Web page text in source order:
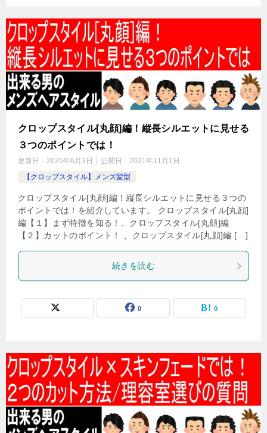
クロップスタイル[丸顔]編！縦長シルエットに見せる
３つのポイントでは！
更新日： 2025年6月3日 公開日： 2021年11月1日
【クロップスタイル】メンズ髪型
クロップスタイル[丸顔]編！縦長シルエットに見せる３つの
ポイントでは！を紹介しています。 クロップスタイル[丸顔]
編【１】まず特徴を知る！、クロップスタイル[丸顔]編
【２】カットのポイント！ 、クロップスタイル[丸顔]編 […]
続きを読む
0 0